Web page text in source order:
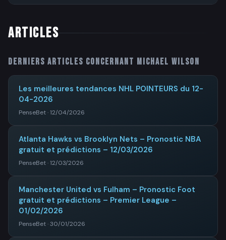
ARTICLES
Derniers articles concernant Michael Wilson
Les meilleures tendances NHL POINTEURS du 12-
04-2026
PenseBet · 12/04/2026
Atlanta Hawks vs Brooklyn Nets – Pronostic NBA
gratuit et prédictions – 12/03/2026
PenseBet · 12/03/2026
Manchester United vs Fulham – Pronostic Foot
gratuit et prédictions – Premier League –
01/02/2026
PenseBet · 30/01/2026